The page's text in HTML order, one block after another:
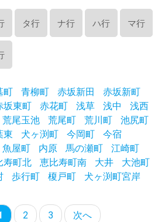
タ行 ナ行 ハ行 マ行
町 青柳町 赤坂新田
赤坂新町
坂東町 赤花町 浅草 浅中
浅西
荒尾玉池 荒尾町 荒川町
池尻町
東 犬ヶ渕町 今岡町
今宿
魚屋町 内原 馬の瀬町
江崎町
寿町北 恵比寿町南 大井
大池町
歩行町 榎戸町
犬ヶ渕町宮岸
2 3 次へ